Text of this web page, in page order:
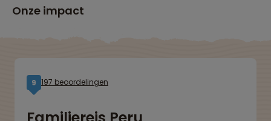
Onze impact
9 197 beoordelingen